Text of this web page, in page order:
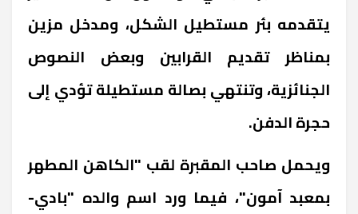
يتقدمه بئر مستطيل الشكل، ومدخل مزين
بمناظر تقديم القرابين وبعض النصوص
الجنائزية، وتنتهي بصالة مستطيلة تؤدي إلى
حجرة الدفن.
ويحمل صاحب المقبرة لقب "الكاهن المطهر
بمعبد آمون"، فيما ورد اسم والده "بادي-